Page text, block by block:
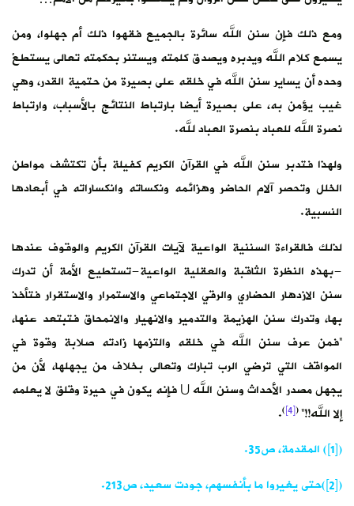
ومع ذلك فإن سنن الله سائرة بالجميع فقهوا ذلك أم جهلوا، ومن
يسمع كلام الله ويدبره ويصدق كلمته ويستنر بحكمته تعالى يستطعْ
وحده أن يساير سنن الله في خلقه على بصيرة من حتمية القدر، وهي
غيب يؤمن به، على بصيرة أيضا بارتباط النتائج بالأسباب، وارتباط
نصرة الله للعباد بنصرة العباد لله.
ولهذا فتدبر سنن الله في القرآن الكريم كفيلة بأن تكتشف مواطن
الخلل وتحصر آلام الحاضر وهزائمه ونكساته وانكساراته في أبعادها
النسبية.
لذلك فالقراءة السننية الواعية لآيات القرآن الكريم والوقوف عندها
-بهذه النظرة الثاقبة والعقلية الواعية-تستطيع الأمة أن تدرك
سنن الازدهار الحضاري والرقي الاجتماعي والاستمرار والاستقرار فتأخذ
بها، وتدرك سنن الهزيمة والتدمير والانهيار والانمحاق فتبتعد عنها،
“فمن عرف سنن الله في خلقه والتزمها زادته صلابة وقوة في
المواقف التي ترضي الرب تبارك وتعالى بخلاف من يجهلها، لأن من
يجهل مصدر الأحداث وسنن الله U فإنه يكون في حيرة وقلق لا يعلمه
إلا الله!!”(
[4]
)
.
([1]) المقدمة، ص35.
([2])حتى يغيروا ما بأنفسهم، جودت سعيد، ص213.